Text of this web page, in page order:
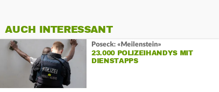
AUCH INTERESSANT
Poseck: «Meilenstein»
23.000 POLIZEIHANDYS MIT
DIENSTAPPS